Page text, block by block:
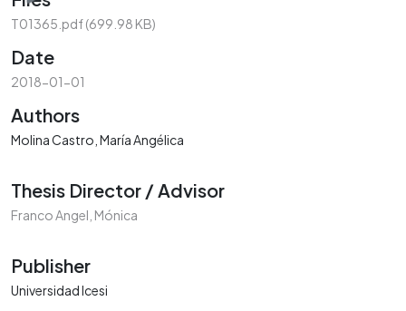
T01365.pdf(699.98 KB)
Date
2018-01-01
Authors
Molina Castro, María Angélica
Thesis Director / Advisor
Franco Angel, Mónica
Publisher
Universidad Icesi